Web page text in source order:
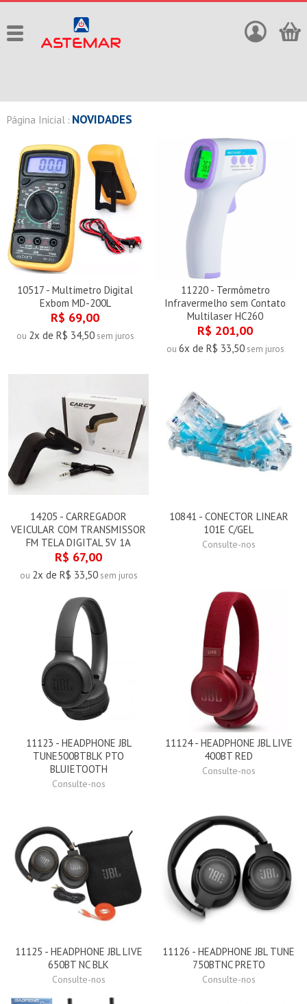
Página Inicial : NOVIDADES
10517 - Multímetro Digital
Exbom MD-200L
R$ 69,00
ou 2x de R$ 34,50sem juros
11220 - Termômetro
Infravermelho sem Contato
Multilaser HC260
R$ 201,00
ou 6x de R$ 33,50sem juros
14205 - CARREGADOR
VEICULAR COM TRANSMISSOR
FM TELA DIGITAL 5V 1A
R$ 67,00
ou 2x de R$ 33,50sem juros
10841 - CONECTOR LINEAR
101E C/GEL
Consulte-nos
11123 - HEADPHONE JBL
TUNE500BTBLK PTO
BLUIETOOTH
Consulte-nos
11124 - HEADPHONE JBL LIVE
400BT RED
Consulte-nos
11125 - HEADPHONE JBL LIVE
650BT NC BLK
Consulte-nos
11126 - HEADPHONE JBL TUNE
750BTNC PRETO
Consulte-nos